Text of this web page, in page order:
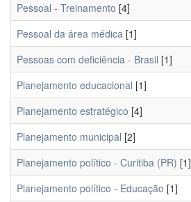
Pessoal - Treinamento [4]
Pessoal da área médica [1]
Pessoas com deficiência - Brasil [1]
Planejamento educacional [1]
Planejamento estratégico [4]
Planejamento municipal [2]
Planejamento político - Curitiba (PR) [1]
Planejamento político - Educação [1]